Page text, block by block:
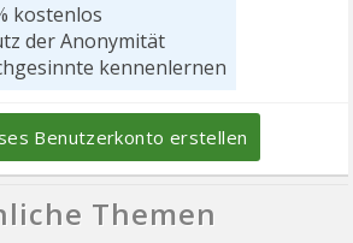
kostenlos
der Anonymität
kennenlernen
Benutzerkonto erstellen
Themen